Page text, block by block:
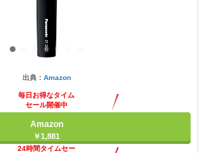
出典： Amazon
毎日お得なタイム
セール開催中
Amazon
￥1,881
24時間タイムセー